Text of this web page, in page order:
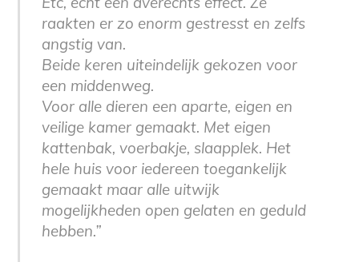
raakten er zo enorm gestresst en zelfs
angstig van.
Beide keren uiteindelijk gekozen voor
een middenweg.
Voor alle dieren een aparte, eigen en
veilige kamer gemaakt. Met eigen
kattenbak, voerbakje, slaapplek. Het
hele huis voor iedereen toegankelijk
gemaakt maar alle uitwijk
mogelijkheden open gelaten en geduld
hebben.”